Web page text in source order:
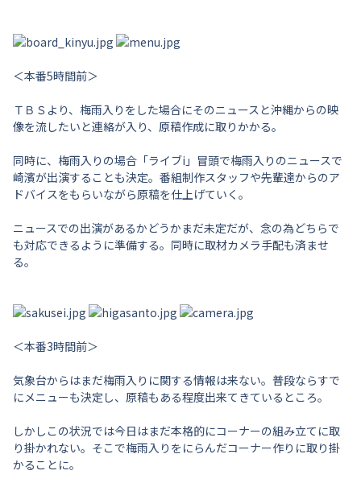
＜本番5時間前＞
ＴＢＳより、梅雨入りをした場合にそのニュースと沖縄からの映
像を流したいと連絡が入り、原稿作成に取りかかる。
同時に、梅雨入りの場合「ライブi」冒頭で梅雨入りのニュースで
崎濱が出演することも決定。番組制作スタッフや先輩達からのア
ドバイスをもらいながら原稿を仕上げていく。
ニュースでの出演があるかどうかまだ未定だが、念の為どちらで
も対応できるように準備する。同時に取材カメラ手配も済ませ
る。
＜本番3時間前＞
気象台からはまだ梅雨入りに関する情報は来ない。普段ならすで
にメニューも決定し、原稿もある程度出来てきているところ。
しかしこの状況では今日はまだ本格的にコーナーの組み立てに取
り掛かれない。そこで梅雨入りをにらんだコーナー作りに取り掛
かることに。